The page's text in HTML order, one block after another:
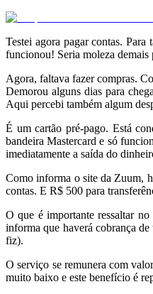
Testei agora pagar contas.
funcionou! Seria moleza demais
Agora, faltava fazer compras.
Demorou alguns dias para
Aqui percebi também algum
É um cartão pré-pago. Está
bandeira Mastercard e só
imediatamente a saída do
Como informa o site da Zuum,
contas. E R$ 500 para
O que é importante ressaltar
informa que haverá cobrança
fiz).
O serviço se remunera com
muito baixo e este benefício é